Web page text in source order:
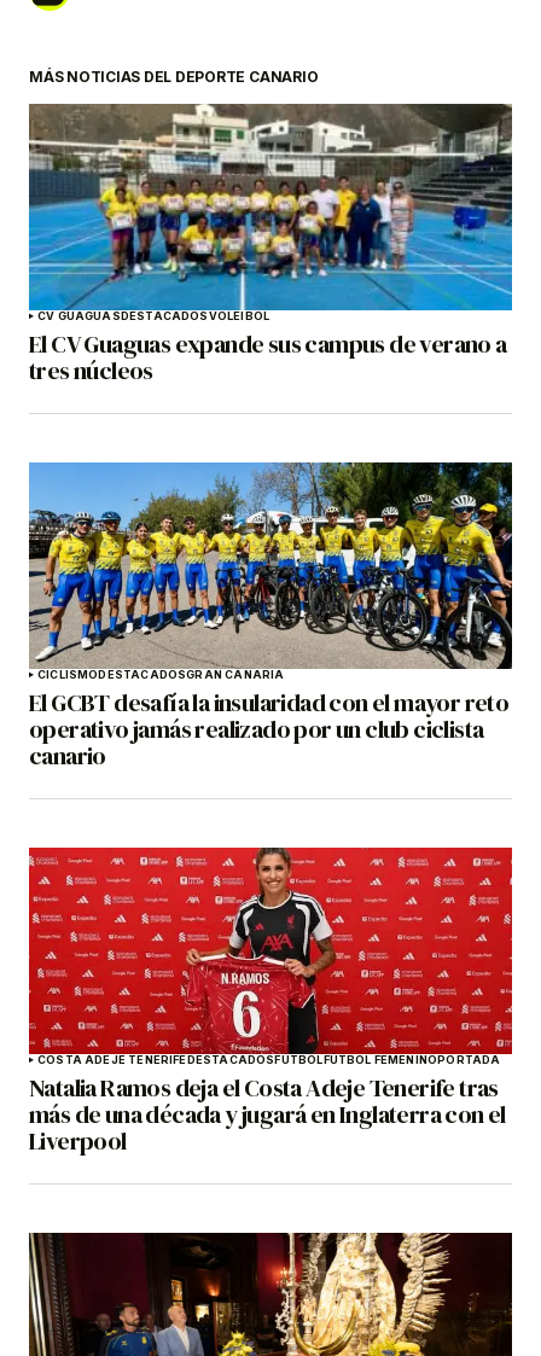
MÁS NOTICIAS DEL DEPORTE CANARIO
CV GUAGUASDESTACADOSVOLEIBOL
El CV Guaguas expande sus campus de verano a
tres núcleos
CICLISMODESTACADOSGRAN CANARIA
El GCBT desafía la insularidad con el mayor reto
operativo jamás realizado por un club ciclista
canario
COSTA ADEJE TENERIFEDESTACADOSFÚTBOLFÚTBOL FEMENINOPORTADA
Natalia Ramos deja el Costa Adeje Tenerife tras
más de una década y jugará en Inglaterra con el
Liverpool